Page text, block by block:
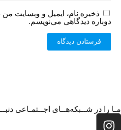
ذخیره نام، ایمیل و وبسایت
دوباره دیدگاهی می‌نویسم.
مـا را در شــبکه‌هــای اجــتمـاعی